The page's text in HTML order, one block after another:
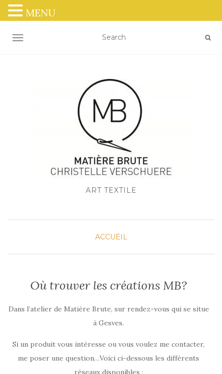
OUVRIR/FERMER LA NAVIGATION
ART TEXTILE
ACCUEIL
Où trouver les créations MB?
Dans l’atelier de Matière Brute, sur rendez-vous qui se situe
à Gesves.
Si un produit vous intéresse ou vous voulez me contacter,
me poser une question…Voici ci-dessous les différents
réseaux disponibles :
MENU